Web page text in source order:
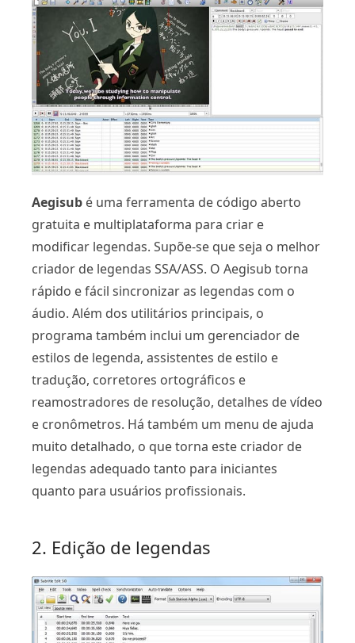
Aegisub é uma ferramenta de código aberto
gratuita e multiplataforma para criar e
modificar legendas. Supõe-se que seja o melhor
criador de legendas SSA/ASS. O Aegisub torna
rápido e fácil sincronizar as legendas com o
áudio. Além dos utilitários principais, o
programa também inclui um gerenciador de
estilos de legenda, assistentes de estilo e
tradução, corretores ortográficos e
reamostradores de resolução, detalhes de vídeo
e cronômetros. Há também um menu de ajuda
muito detalhado, o que torna este criador de
legendas adequado tanto para iniciantes
quanto para usuários profissionais.
2. Edição de legendas